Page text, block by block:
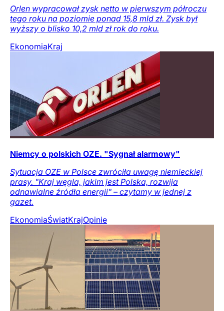
Orlen wypracował zysk netto w pierwszym półroczu
tego roku na poziomie ponad 15,8 mld zł. Zysk był
wyższy o blisko 10,2 mld zł rok do roku.
EkonomiaKraj
Niemcy o polskich OZE. "Sygnał alarmowy"
Sytuacja OZE w Polsce zwróciła uwagę niemieckiej
prasy. "Kraj węgla, jakim jest Polska, rozwija
odnawialne źródła energii" – czytamy w jednej z
gazet.
EkonomiaŚwiatKrajOpinie